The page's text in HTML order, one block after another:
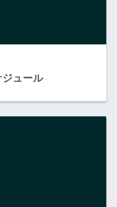
ジュール